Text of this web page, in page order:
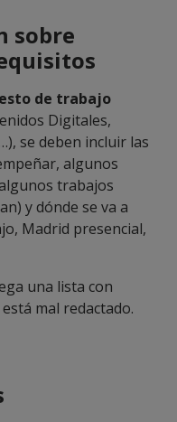
sobre
de trabajo
Digitales,
se deben incluir las
algunos
trabajos
y dónde se va a
Madrid presencial,
una lista con
mal redactado.